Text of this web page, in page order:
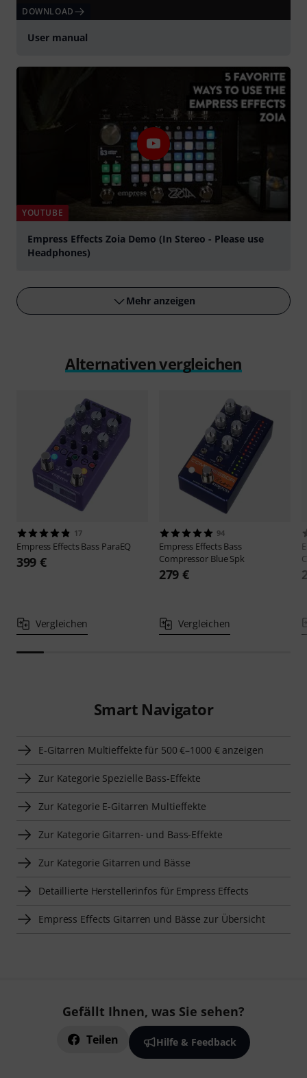
DOWNLOAD
User manual
YOUTUBE
Empress Effects Zoia Demo (In Stereo - Please use
Headphones)
Mehr anzeigen
Alternativen vergleichen
17
Empress EffectsBass ParaEQ
399 €
Vergleichen
94
Empress EffectsBass
Compressor Blue Spk
279 €
Vergleichen
Smart Navigator
E-Gitarren Multieffekte für 500 €–1000 € anzeigen
Zur Kategorie Spezielle Bass-Effekte
Zur Kategorie E-Gitarren Multieffekte
Zur Kategorie Gitarren- und Bass-Effekte
Zur Kategorie Gitarren und Bässe
Detaillierte Herstellerinfos für Empress Effects
Empress Effects Gitarren und Bässe zur Übersicht
Gefällt Ihnen, was Sie sehen?
Teilen Hilfe & Feedback